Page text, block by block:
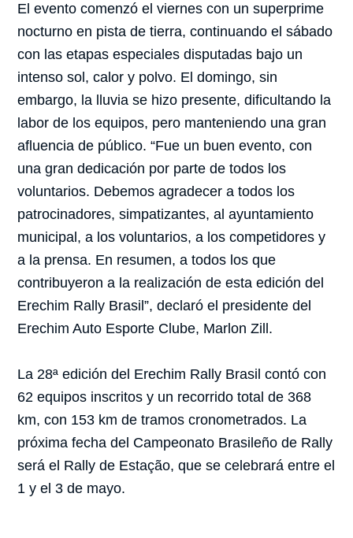
El evento comenzó el viernes con un superprime
nocturno en pista de tierra, continuando el sábado
con las etapas especiales disputadas bajo un
intenso sol, calor y polvo. El domingo, sin
embargo, la lluvia se hizo presente, dificultando la
labor de los equipos, pero manteniendo una gran
afluencia de público. “Fue un buen evento, con
una gran dedicación por parte de todos los
voluntarios. Debemos agradecer a todos los
patrocinadores, simpatizantes, al ayuntamiento
municipal, a los voluntarios, a los competidores y
a la prensa. En resumen, a todos los que
contribuyeron a la realización de esta edición del
Erechim Rally Brasil”, declaró el presidente del
Erechim Auto Esporte Clube, Marlon Zill.
La 28ª edición del Erechim Rally Brasil contó con
62 equipos inscritos y un recorrido total de 368
km, con 153 km de tramos cronometrados. La
próxima fecha del Campeonato Brasileño de Rally
será el Rally de Estação, que se celebrará entre el
1 y el 3 de mayo.